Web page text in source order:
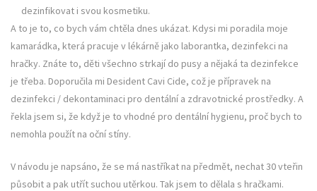
dezinfikovat i svou kosmetiku.
A to je to, co bych vám chtěla dnes ukázat. Kdysi mi poradila moje
kamarádka, která pracuje v lékárně jako laborantka, dezinfekci na
hračky. Znáte to, děti všechno strkají do pusy a nějaká ta dezinfekce
je třeba. Doporučila mi Desident Cavi Cide, což je přípravek na
dezinfekci / dekontaminaci pro dentální a zdravotnické prostředky. A
řekla jsem si, že když je to vhodné pro dentální hygienu, proč bych to
nemohla použít na oční stíny.
V návodu je napsáno, že se má nastříkat na předmět, nechat 30 vteřin
působit a pak utřít suchou utěrkou. Tak jsem to dělala s hračkami.